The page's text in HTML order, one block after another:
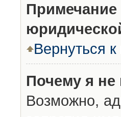
Вернуться
Почему я не
Возможно,